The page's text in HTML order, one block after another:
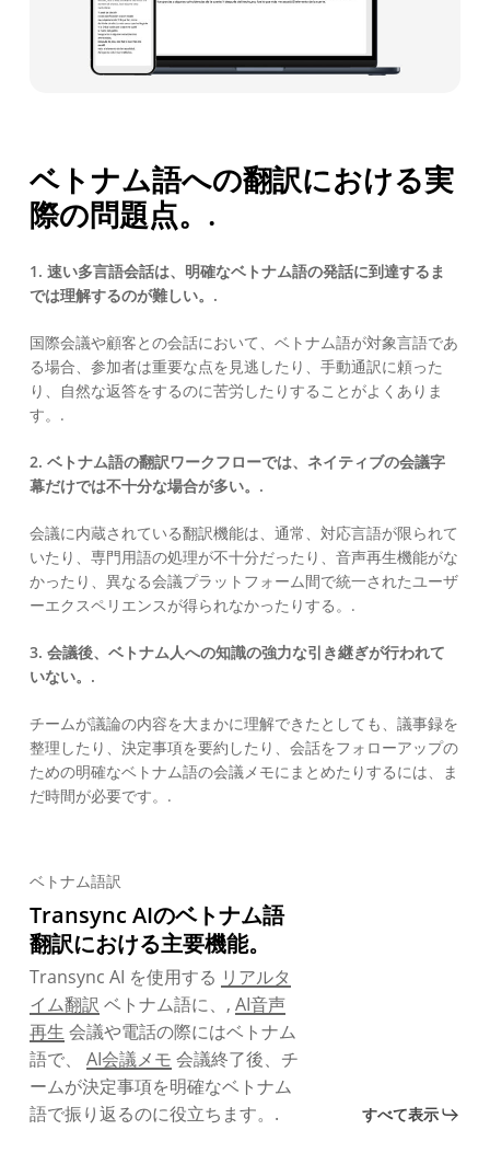
ベトナム語への翻訳における実
際の問題点。.
1. 速い多言語会話は、明確なベトナム語の発話に到達するま
では理解するのが難しい。.
国際会議や顧客との会話において、ベトナム語が対象言語であ
る場合、参加者は重要な点を見逃したり、手動通訳に頼った
り、自然な返答をするのに苦労したりすることがよくありま
す。.
2. ベトナム語の翻訳ワークフローでは、ネイティブの会議字
幕だけでは不十分な場合が多い。.
会議に内蔵されている翻訳機能は、通常、対応言語が限られて
いたり、専門用語の処理が不十分だったり、音声再生機能がな
かったり、異なる会議プラットフォーム間で統一されたユーザ
ーエクスペリエンスが得られなかったりする。.
3. 会議後、ベトナム人への知識の強力な引き継ぎが行われて
いない。.
チームが議論の内容を大まかに理解できたとしても、議事録を
整理したり、決定事項を要約したり、会話をフォローアップの
ための明確なベトナム語の会議メモにまとめたりするには、ま
だ時間が必要です。.
ベトナム語訳
Transync AIのベトナム語
翻訳における主要機能。
Transync AI を使用する リアルタ
イム翻訳 ベトナム語に、,AI音声
再生 会議や電話の際にはベトナム
語で、AI会議メモ 会議終了後、チ
ームが決定事項を明確なベトナム
語で振り返るのに役立ちます。.
すべて表示